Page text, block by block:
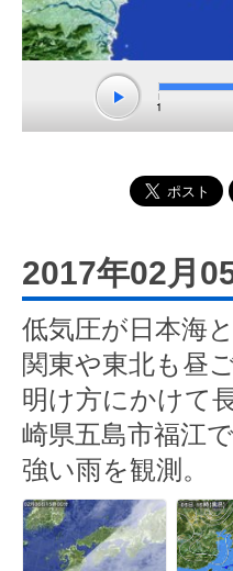
2017年02月
低気圧が日本海
関東や東北も昼
明け方にかけて
崎県五島市福江
強い雨を観測。